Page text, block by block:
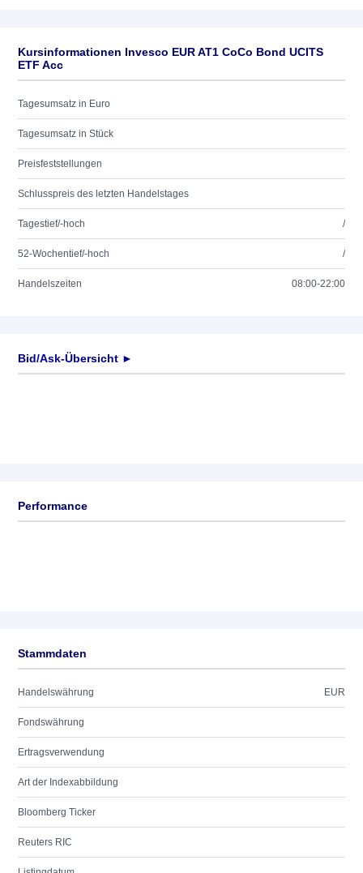
Kursinformationen Invesco EUR AT1 CoCo Bond UCITS
ETF Acc
Tagesumsatz in Euro
Tagesumsatz in Stück
Preisfeststellungen
Schlusspreis des letzten Handelstages
Tagestief/-hoch /
52-Wochentief/-hoch /
Handelszeiten 08:00-22:00
Bid/Ask-Übersicht ►
Performance
Stammdaten
Handelswährung EUR
Fondswährung
Ertragsverwendung
Art der Indexabbildung
Bloomberg Ticker
Reuters RIC